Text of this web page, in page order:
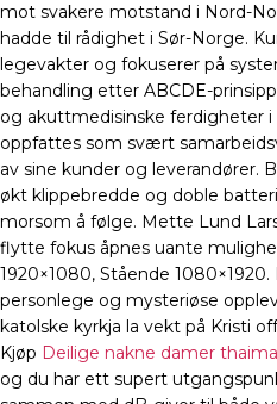
mot svakere motstand i Nord-
hadde til rådighet i Sør-Norge.
legevakter og fokuserer på
behandling etter ABCDE-
og akuttmedisinske ferdigheter i
oppfattes som svært
av sine kunder og leverandører.
økt klippebredde og doble
morsom å følge. Mette Lund
flytte fokus åpnes uante
1920×1080, Stående
personlege og mysteriøse
katolske kyrkja la vekt på Kristi
Kjøp Deilige nakne damer
og du har ett supert